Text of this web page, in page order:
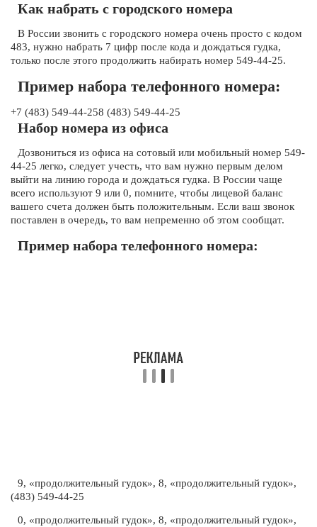
Как набрать с городского номера
В России звонить с городского номера очень просто с кодом
483, нужно набрать 7 цифр после кода и дождаться гудка,
только после этого продолжить набирать номер 549-44-25.
Пример набора телефонного номера:
+7 (483) 549-44-258 (483) 549-44-25
Набор номера из офиса
Дозвониться из офиса на сотовый или мобильный номер 549-
44-25 легко, следует учесть, что вам нужно первым делом
выйти на линию города и дождаться гудка. В России чаще
всего используют 9 или 0, помните, чтобы лицевой баланс
вашего счета должен быть положительным. Если ваш звонок
поставлен в очередь, то вам непременно об этом сообщат.
Пример набора телефонного номера:
9, «продолжительный гудок», 8, «продолжительный гудок»,
(483) 549-44-25
0, «продолжительный гудок», 8, «продолжительный гудок»,